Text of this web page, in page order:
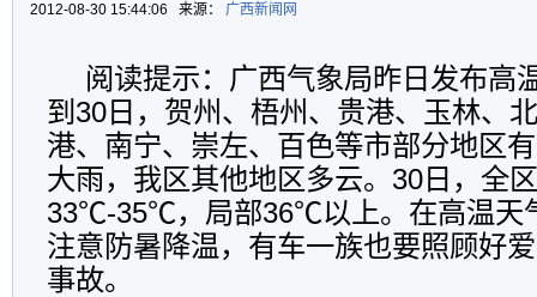
2012-08-30 15:44:06 来源： 广西新闻网
阅读提示：广西气象局昨日发布高
到30日，贺州、梧州、贵港、玉林、
港、南宁、崇左、百色等市部分地区
大雨，我区其他地区多云。30日，全
33℃-35℃，局部36℃以上。在高温天
注意防暑降温，有车一族也要照顾好
事故。